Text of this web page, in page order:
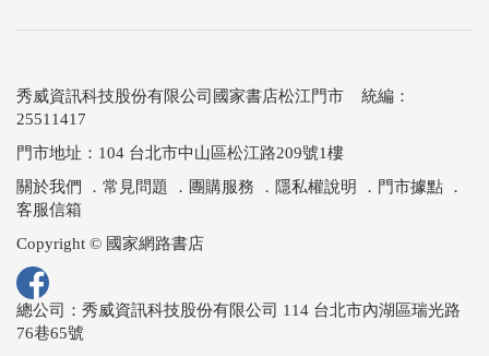
秀威資訊科技股份有限公司國家書店松江門市 統編：
25511417
門市地址：104 台北市中山區松江路209號1樓
關於我們
． 常見問題 ． 團購服務 ． 隱私權說明 ． 門市據點 ．
客服信箱
Copyright © 國家網路書店
總公司：秀威資訊科技股份有限公司 114 台北市內湖區瑞光路
76巷65號